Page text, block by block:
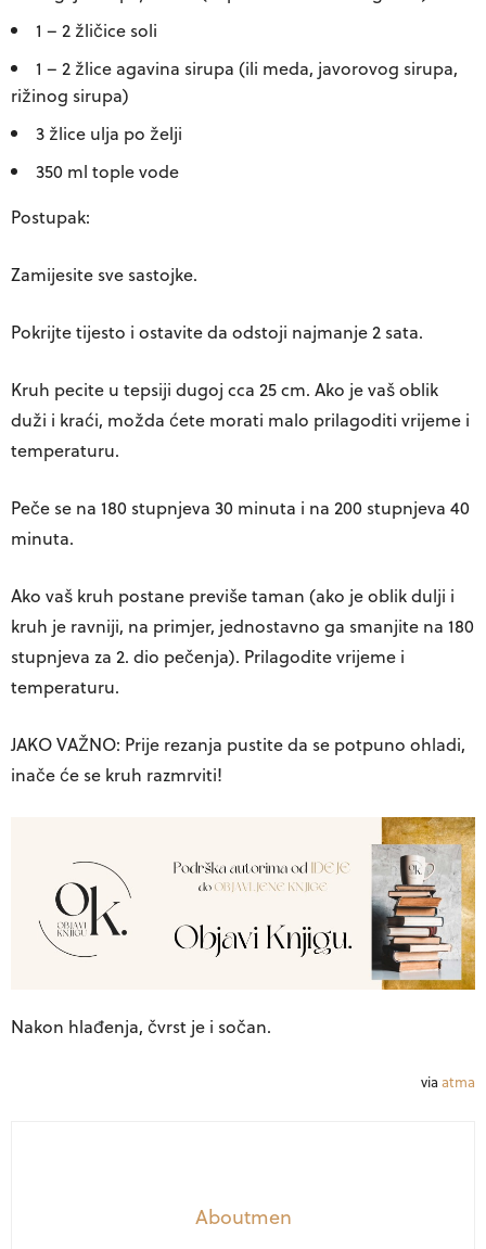
1 – 2 žličice soli
1 – 2 žlice agavina sirupa (ili meda, javorovog sirupa,
rižinog sirupa)
3 žlice ulja po želji
350 ml tople vode
Postupak:
Zamijesite sve sastojke.
Pokrijte tijesto i ostavite da odstoji najmanje 2 sata.
Kruh pecite u tepsiji dugoj cca 25 cm. Ako je vaš oblik
duži i kraći, možda ćete morati malo prilagoditi vrijeme i
temperaturu.
Peče se na 180 stupnjeva 30 minuta i na 200 stupnjeva 40
minuta.
Ako vaš kruh postane previše taman (ako je oblik dulji i
kruh je ravniji, na primjer, jednostavno ga smanjite na 180
stupnjeva za 2. dio pečenja). Prilagodite vrijeme i
temperaturu.
JAKO VAŽNO: Prije rezanja pustite da se potpuno ohladi,
inače će se kruh razmrviti!
Nakon hlađenja, čvrst je i sočan.
via atma
Aboutmen